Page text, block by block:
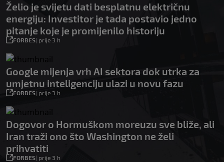
Želio je svijetu dati besplatnu električnu
energiju: Investitor je tada postavio jedno
pitanje koje je promijenilo historiju
FORBES| prije 3 h
Google mijenja vrh AI sektora dok utrka za
umjetnu inteligenciju ulazi u novu fazu
FORBES| prije 3 h
Dogovor o Hormuškom moreuzu sve bliže, ali
Iran traži ono što Washington ne želi
prihvatiti
FORBES| prije 3 h